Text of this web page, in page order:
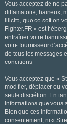
Vous acceptez de ne
diffamatoire, haineux,
illicite, que ce soit en
Fighter.FR » est
entraîner votre
votre fournisseur
de tous les messages
conditions.
Vous acceptez que «
modifier, déplacer ou
seule discrétion. En
informations que vous
Bien que ces
consentement, ni «